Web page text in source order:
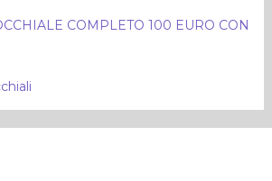
COMPLETO 100 EURO CON